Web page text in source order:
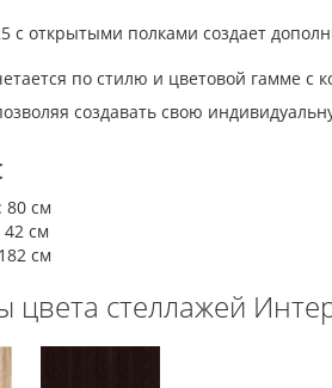
с открытыми полками создает
по стилю и цветовой гамме
создавать свою
см
42 см
см
цвета стеллажей